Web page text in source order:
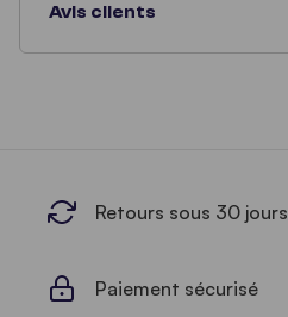
Avis clients
Retours sous 30 jours
Paiement sécurisé